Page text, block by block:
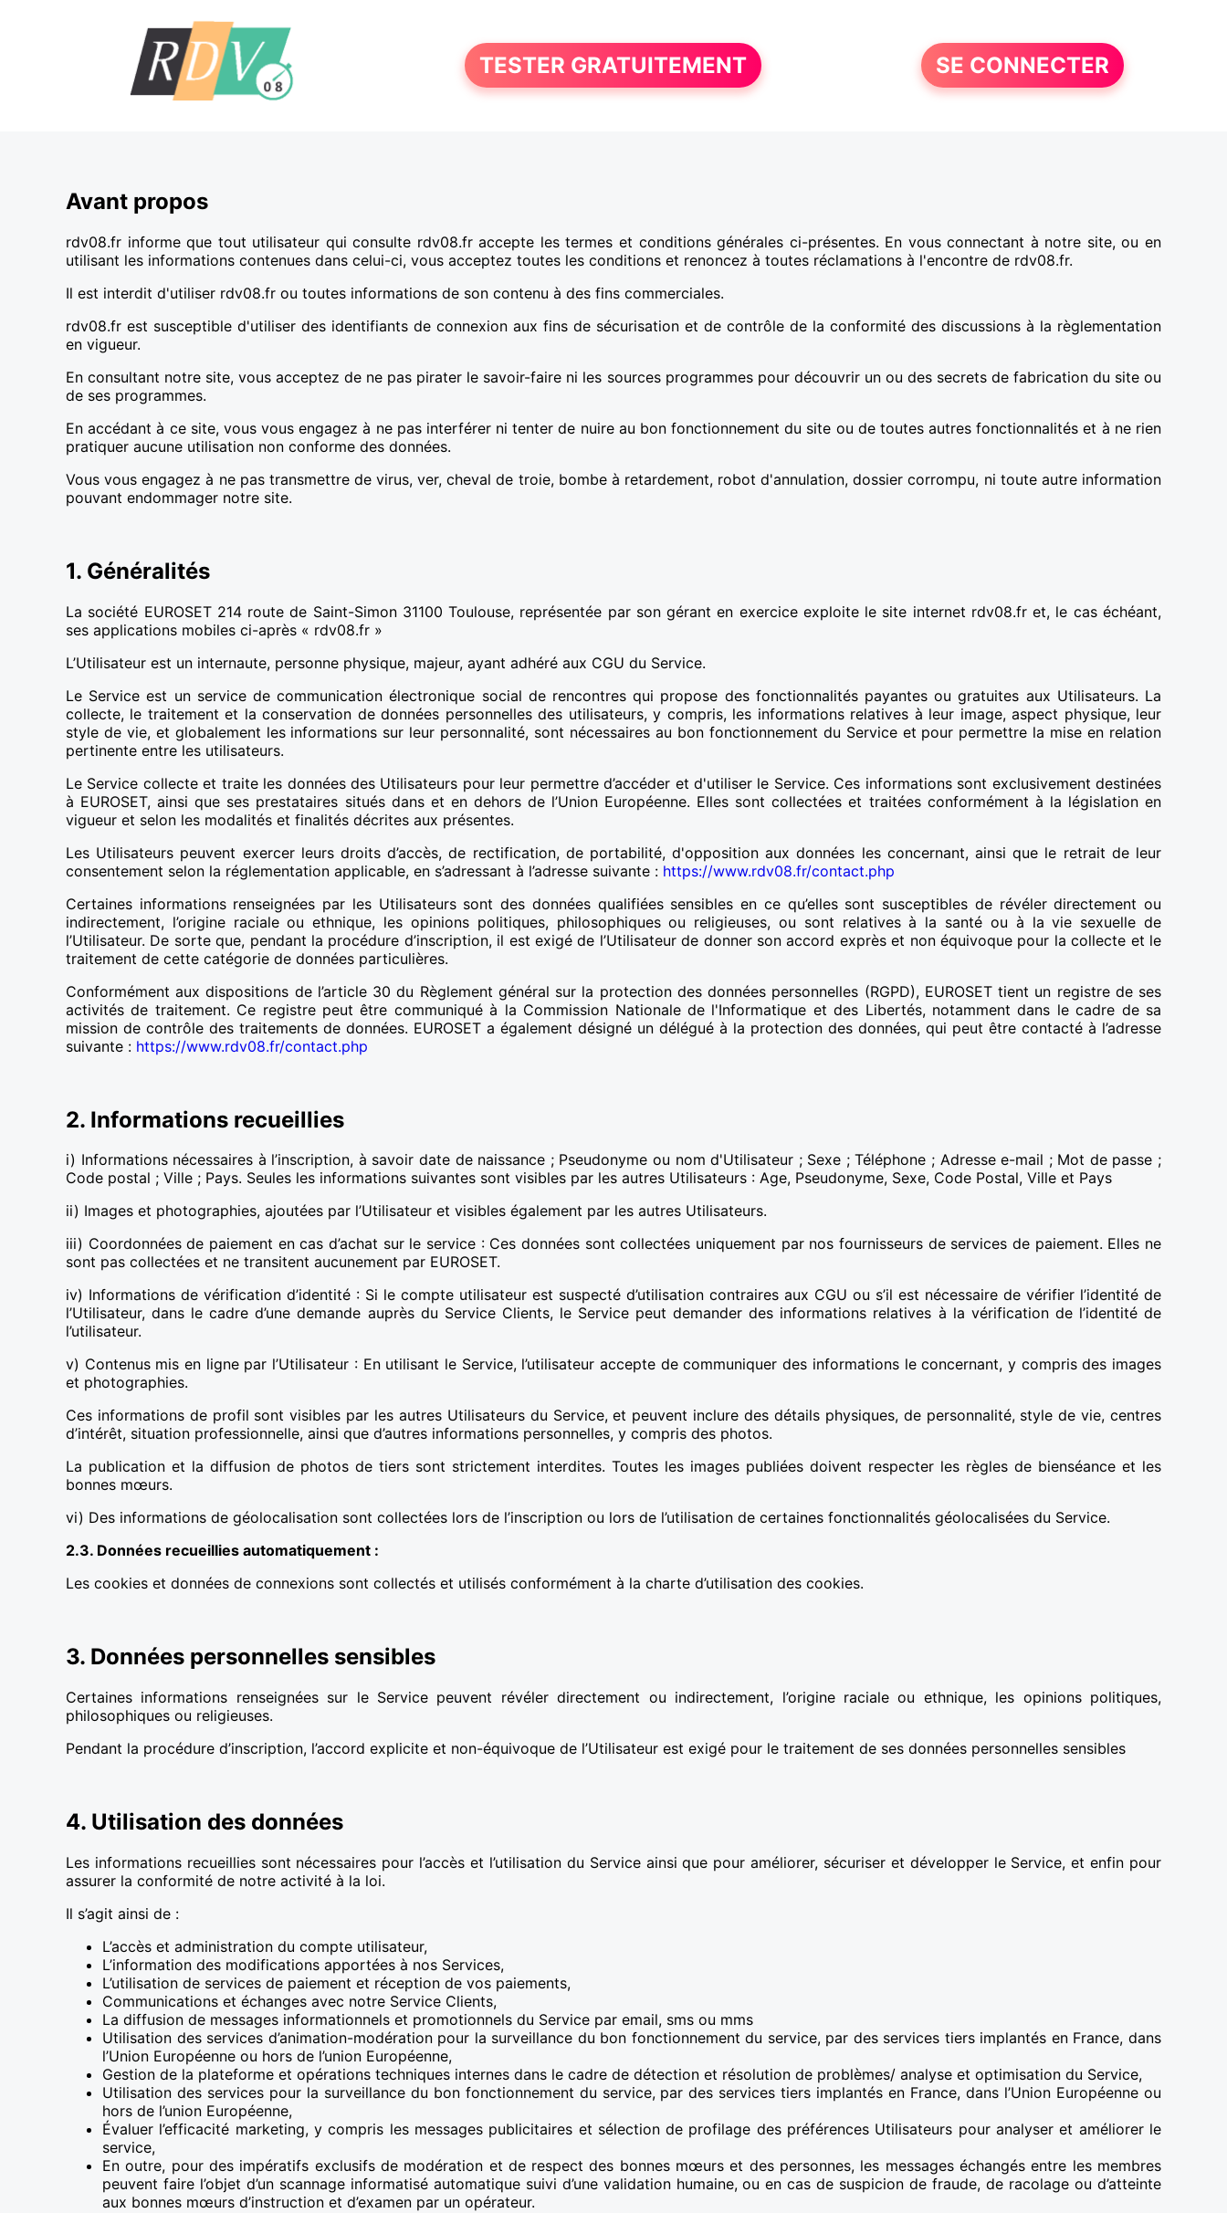
TESTER GRATUITEMENT SE CONNECTER
Avant propos
rdv08.fr informe que tout utilisateur qui consulte rdv08.fr accepte les termes et conditions générales ci-présentes. En vous connectant à notre site, ou en
utilisant les informations contenues dans celui-ci, vous acceptez toutes les conditions et renoncez à toutes réclamations à l'encontre de rdv08.fr.
Il est interdit d'utiliser rdv08.fr ou toutes informations de son contenu à des fins commerciales.
rdv08.fr est susceptible d'utiliser des identifiants de connexion aux fins de sécurisation et de contrôle de la conformité des discussions à la règlementation
en vigueur.
En consultant notre site, vous acceptez de ne pas pirater le savoir-faire ni les sources programmes pour découvrir un ou des secrets de fabrication du site ou
de ses programmes.
En accédant à ce site, vous vous engagez à ne pas interférer ni tenter de nuire au bon fonctionnement du site ou de toutes autres fonctionnalités et à ne rien
pratiquer aucune utilisation non conforme des données.
Vous vous engagez à ne pas transmettre de virus, ver, cheval de troie, bombe à retardement, robot d'annulation, dossier corrompu, ni toute autre information
pouvant endommager notre site.
1. Généralités
La société EUROSET 214 route de Saint-Simon 31100 Toulouse, représentée par son gérant en exercice exploite le site internet rdv08.fr et, le cas échéant,
ses applications mobiles ci-après « rdv08.fr »
L’Utilisateur est un internaute, personne physique, majeur, ayant adhéré aux CGU du Service.
Le Service est un service de communication électronique social de rencontres qui propose des fonctionnalités payantes ou gratuites aux Utilisateurs. La
collecte, le traitement et la conservation de données personnelles des utilisateurs, y compris, les informations relatives à leur image, aspect physique, leur
style de vie, et globalement les informations sur leur personnalité, sont nécessaires au bon fonctionnement du Service et pour permettre la mise en relation
pertinente entre les utilisateurs.
Le Service collecte et traite les données des Utilisateurs pour leur permettre d’accéder et d'utiliser le Service. Ces informations sont exclusivement destinées
à EUROSET, ainsi que ses prestataires situés dans et en dehors de l’Union Européenne. Elles sont collectées et traitées conformément à la législation en
vigueur et selon les modalités et finalités décrites aux présentes.
Les Utilisateurs peuvent exercer leurs droits d’accès, de rectification, de portabilité, d'opposition aux données les concernant, ainsi que le retrait de leur
consentement selon la réglementation applicable, en s’adressant à l’adresse suivante : https://www.rdv08.fr/contact.php
Certaines informations renseignées par les Utilisateurs sont des données qualifiées sensibles en ce qu’elles sont susceptibles de révéler directement ou
indirectement, l’origine raciale ou ethnique, les opinions politiques, philosophiques ou religieuses, ou sont relatives à la santé ou à la vie sexuelle de
l’Utilisateur. De sorte que, pendant la procédure d’inscription, il est exigé de l’Utilisateur de donner son accord exprès et non équivoque pour la collecte et le
traitement de cette catégorie de données particulières.
Conformément aux dispositions de l’article 30 du Règlement général sur la protection des données personnelles (RGPD), EUROSET tient un registre de ses
activités de traitement. Ce registre peut être communiqué à la Commission Nationale de l'Informatique et des Libertés, notamment dans le cadre de sa
mission de contrôle des traitements de données. EUROSET a également désigné un délégué à la protection des données, qui peut être contacté à l’adresse
suivante : https://www.rdv08.fr/contact.php
2. Informations recueillies
i) Informations nécessaires à l’inscription, à savoir date de naissance ; Pseudonyme ou nom d'Utilisateur ; Sexe ; Téléphone ; Adresse e-mail ; Mot de passe ;
Code postal ; Ville ; Pays. Seules les informations suivantes sont visibles par les autres Utilisateurs : Age, Pseudonyme, Sexe, Code Postal, Ville et Pays
ii) Images et photographies, ajoutées par l’Utilisateur et visibles également par les autres Utilisateurs.
iii) Coordonnées de paiement en cas d’achat sur le service : Ces données sont collectées uniquement par nos fournisseurs de services de paiement. Elles ne
sont pas collectées et ne transitent aucunement par EUROSET.
iv) Informations de vérification d’identité : Si le compte utilisateur est suspecté d’utilisation contraires aux CGU ou s’il est nécessaire de vérifier l’identité de
l’Utilisateur, dans le cadre d’une demande auprès du Service Clients, le Service peut demander des informations relatives à la vérification de l’identité de
l’utilisateur.
v) Contenus mis en ligne par l’Utilisateur : En utilisant le Service, l’utilisateur accepte de communiquer des informations le concernant, y compris des images
et photographies.
Ces informations de profil sont visibles par les autres Utilisateurs du Service, et peuvent inclure des détails physiques, de personnalité, style de vie, centres
d’intérêt, situation professionnelle, ainsi que d’autres informations personnelles, y compris des photos.
La publication et la diffusion de photos de tiers sont strictement interdites. Toutes les images publiées doivent respecter les règles de bienséance et les
bonnes mœurs.
vi) Des informations de géolocalisation sont collectées lors de l’inscription ou lors de l’utilisation de certaines fonctionnalités géolocalisées du Service.
2.3. Données recueillies automatiquement :
Les cookies et données de connexions sont collectés et utilisés conformément à la charte d’utilisation des cookies.
3. Données personnelles sensibles
Certaines informations renseignées sur le Service peuvent révéler directement ou indirectement, l’origine raciale ou ethnique, les opinions politiques,
philosophiques ou religieuses.
Pendant la procédure d’inscription, l’accord explicite et non-équivoque de l’Utilisateur est exigé pour le traitement de ses données personnelles sensibles
4. Utilisation des données
Les informations recueillies sont nécessaires pour l’accès et l’utilisation du Service ainsi que pour améliorer, sécuriser et développer le Service, et enfin pour
assurer la conformité de notre activité à la loi.
Il s’agit ainsi de :
L’accès et administration du compte utilisateur,
L’information des modifications apportées à nos Services,
L’utilisation de services de paiement et réception de vos paiements,
Communications et échanges avec notre Service Clients,
La diffusion de messages informationnels et promotionnels du Service par email, sms ou mms
Utilisation des services d’animation-modération pour la surveillance du bon fonctionnement du service, par des services tiers implantés en France, dans
l’Union Européenne ou hors de l’union Européenne,
Gestion de la plateforme et opérations techniques internes dans le cadre de détection et résolution de problèmes/ analyse et optimisation du Service,
Utilisation des services pour la surveillance du bon fonctionnement du service, par des services tiers implantés en France, dans l’Union Européenne ou
hors de l’union Européenne,
Évaluer l’efficacité marketing, y compris les messages publicitaires et sélection de profilage des préférences Utilisateurs pour analyser et améliorer le
service,
En outre, pour des impératifs exclusifs de modération et de respect des bonnes mœurs et des personnes, les messages échangés entre les membres
peuvent faire l’objet d’un scannage informatisé automatique suivi d’une validation humaine, ou en cas de suspicion de fraude, de racolage ou d’atteinte
aux bonnes mœurs d’instruction et d’examen par un opérateur.